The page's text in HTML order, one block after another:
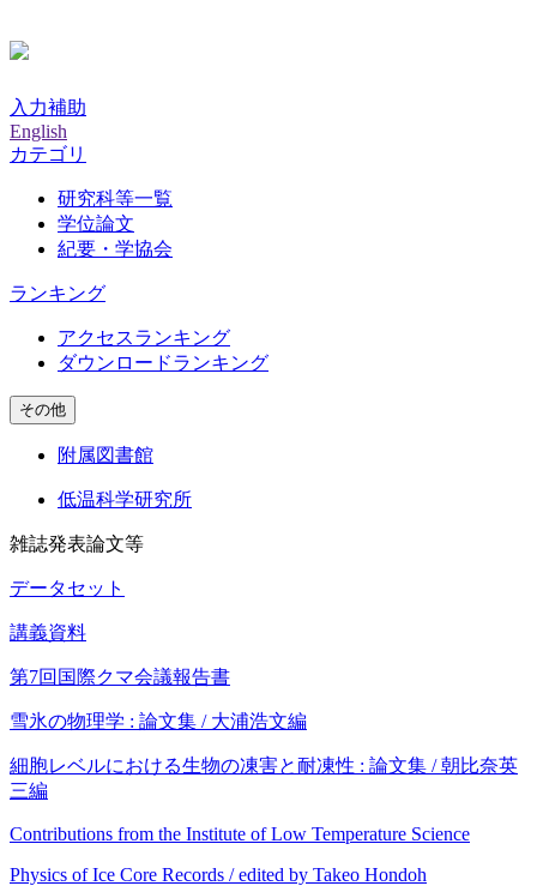
入力補助
English
カテゴリ
研究科等一覧
学位論文
紀要・学協会
ランキング
アクセスランキング
ダウンロードランキング
その他
附属図書館
低温科学研究所
雑誌発表論文等
データセット
講義資料
第7回国際クマ会議報告書
雪氷の物理学 : 論文集 / 大浦浩文編
細胞レベルにおける生物の凍害と耐凍性 : 論文集 / 朝比奈英
三編
Contributions from the Institute of Low Temperature Science
Physics of Ice Core Records / edited by Takeo Hondoh